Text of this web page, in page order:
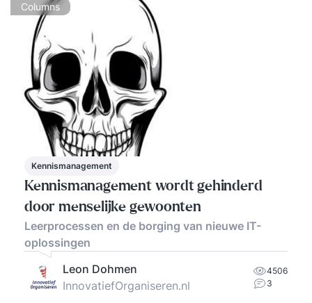
Columns
Kennismanagement
Kennismanagement wordt gehinderd
door menselijke gewoonten
Leerprocessen en de borging van nieuwe IT-
oplossingen
Leon Dohmen
InnovatiefOrganiseren.nl
4506
3